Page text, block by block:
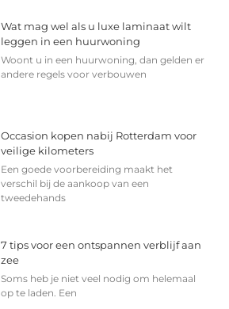
Wat mag wel als u luxe laminaat wilt
leggen in een huurwoning
Woont u in een huurwoning, dan gelden er
andere regels voor verbouwen
Occasion kopen nabij Rotterdam voor
veilige kilometers
Een goede voorbereiding maakt het
verschil bij de aankoop van een
tweedehands
7 tips voor een ontspannen verblijf aan
zee
Soms heb je niet veel nodig om helemaal
op te laden. Een